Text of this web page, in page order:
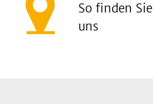
So finden Sie
uns